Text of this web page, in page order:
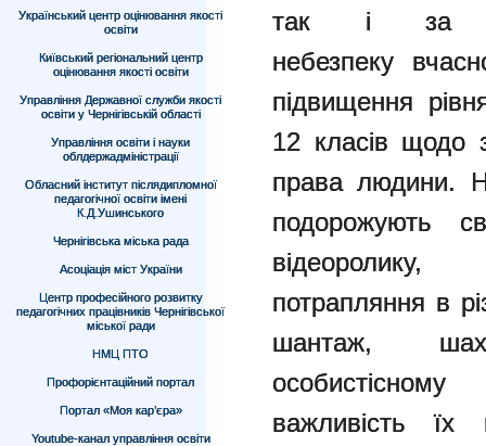
Український центр оцінювання якості
освіти
Київський регіональний центр
оцінювання якості освіти
Управління Державної служби якості
освіти у Чернігівській області
Управління освіти і науки
облдержадміністрації
Обласний інститут післядипломної
педагогічної освіти імені
К.Д.Ушинського
Чернігівська міська рада
Асоціація міст України
Центр професійного розвитку
педагогічних працівників Чернігівської
міської ради
НМЦ ПТО
Профорієнтаційний портал
Портал «Моя кар’єра»
Youtube-канал управління освіти
так і за
небезпеку
підвищення
12 класів щодо
права людини.
подорожують
потрапляння в
шантаж,
важливість їх